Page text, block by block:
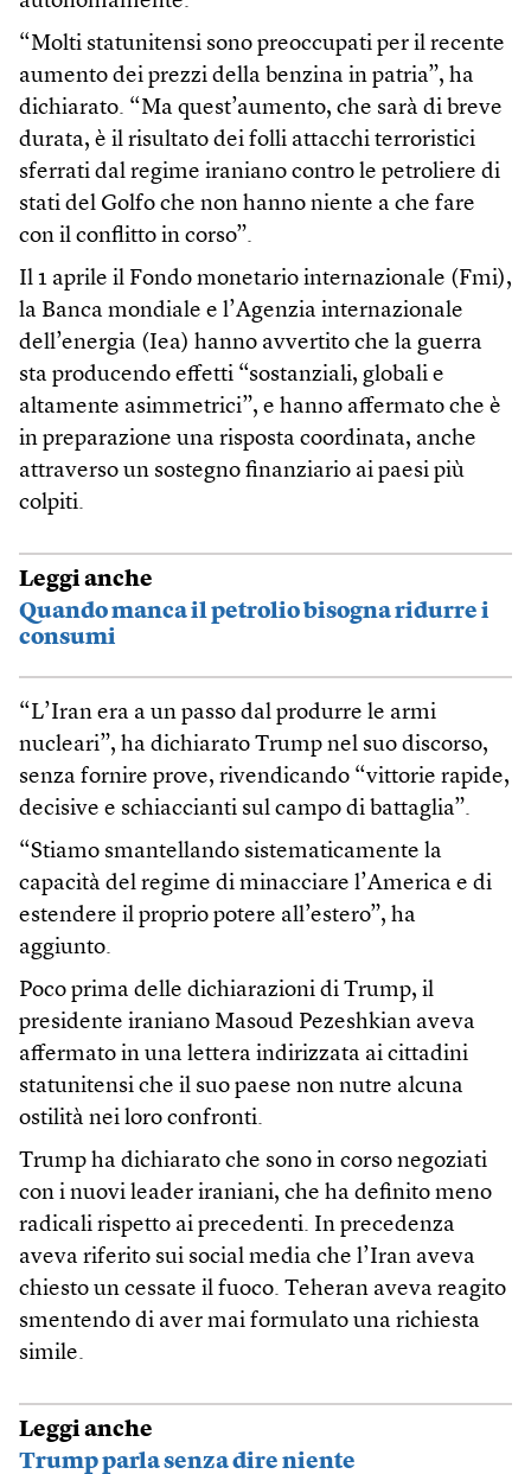
“Molti statunitensi sono preoccupati per il recente
aumento dei prezzi della benzina in patria”, ha
dichiarato. “Ma quest’aumento, che sarà di breve
durata, è il risultato dei folli attacchi terroristici
sferrati dal regime iraniano contro le petroliere di
stati del Golfo che non hanno niente a che fare
con il conflitto in corso”.
Il 1 aprile il Fondo monetario internazionale (Fmi),
la Banca mondiale e l’Agenzia internazionale
dell’energia (Iea) hanno avvertito che la guerra
sta producendo effetti “sostanziali, globali e
altamente asimmetrici”, e hanno affermato che è
in preparazione una risposta coordinata, anche
attraverso un sostegno finanziario ai paesi più
colpiti.
Leggi anche
Quando manca il petrolio bisogna ridurre i
consumi
“L’Iran era a un passo dal produrre le armi
nucleari”, ha dichiarato Trump nel suo discorso,
senza fornire prove, rivendicando “vittorie rapide,
decisive e schiaccianti sul campo di battaglia”.
“Stiamo smantellando sistematicamente la
capacità del regime di minacciare l’America e di
estendere il proprio potere all’estero”, ha
aggiunto.
Poco prima delle dichiarazioni di Trump, il
presidente iraniano Masoud Pezeshkian aveva
affermato in una lettera indirizzata ai cittadini
statunitensi che il suo paese non nutre alcuna
ostilità nei loro confronti.
Trump ha dichiarato che sono in corso negoziati
con i nuovi leader iraniani, che ha definito meno
radicali rispetto ai precedenti. In precedenza
aveva riferito sui social media che l’Iran aveva
chiesto un cessate il fuoco. Teheran aveva reagito
smentendo di aver mai formulato una richiesta
simile.
Leggi anche
Trump parla senza dire niente